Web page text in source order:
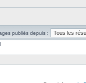
publiés depuis :